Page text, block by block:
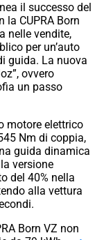
il successo del
la CUPRA Born
nelle vendite,
per un’auto
guida. La nuova
ovvero
un passo
motore elettrico
Nm di coppia,
guida dinamica
versione
del 40% nella
alla vettura
Born VZ non